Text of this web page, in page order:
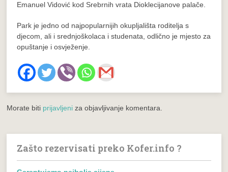
Emanuel Vidović kod Srebrnih vrata Dioklecijanove palače.
Park je jedno od najpopularnijih okupljališta roditelja s
djecom, ali i srednjoškolaca i studenata, odlično je mjesto za
opuštanje i osvježenje.
Morate biti prijavljeni za objavljivanje komentara.
Zašto rezervisati preko Kofer.info ?